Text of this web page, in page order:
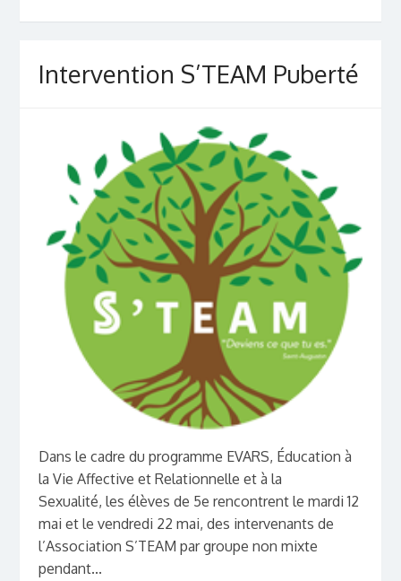
Intervention S’TEAM Puberté
Dans le cadre du programme EVARS, Éducation à
la Vie Affective et Relationnelle et à la
Sexualité, les élèves de 5e rencontrent le mardi 12
mai et le vendredi 22 mai, des intervenants de
l’Association S’TEAM par groupe non mixte
pendant...